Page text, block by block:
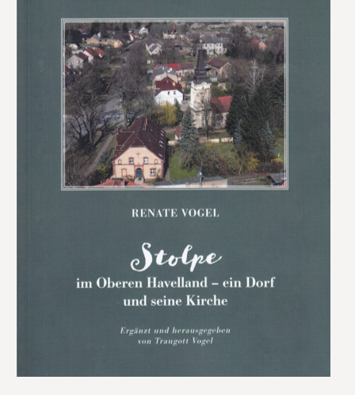
Infobrief abonnieren
Kontakt aufnehmen
Mitglied werden
Förderung & Spenden
Über uns